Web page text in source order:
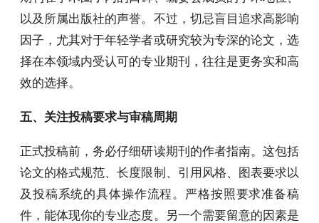
以及所属出版社的声誉。不过，切忌盲目追求高影响
因子，尤其对于年轻学者或研究较为专深的论文，选
择在本领域内受认可的专业期刊，往往是更务实和高
效的选择。
五、关注投稿要求与审稿周期
正式投稿前，务必仔细研读期刊的作者指南。这包括
论文的格式规范、长度限制、引用风格、图表要求以
及投稿系统的具体操作流程。严格按照要求准备稿
件，能体现你的专业态度。另一个需要留意的因素是